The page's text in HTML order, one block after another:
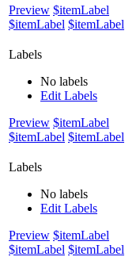
Preview $itemLabel
$itemLabel $itemLabel
Labels
No labels
Edit Labels
Preview $itemLabel
$itemLabel $itemLabel
Labels
No labels
Edit Labels
Preview $itemLabel
$itemLabel $itemLabel